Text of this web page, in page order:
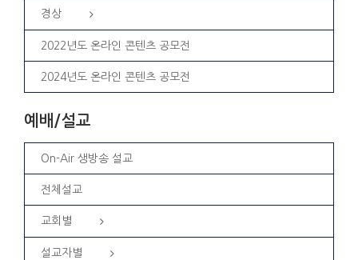
경상
2022년도 온라인 콘텐츠 공모전
2024년도 온라인 콘텐츠 공모전
예배/설교
On-Air 생방송 설교
전체설교
교회별
설교자별